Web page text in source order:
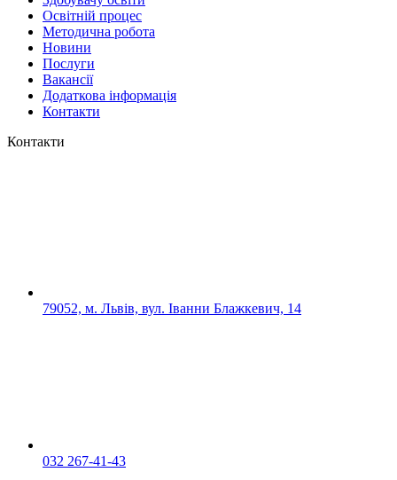
Освітній процес
Методична робота
Новини
Послуги
Вакансії
Додаткова інформація
Контакти
Контакти
79052, м. Львів, вул. Іванни Блажкевич, 14
032 267-41-43